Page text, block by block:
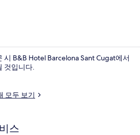
시 B&B Hotel Barcelona Sant Cugat에서
것입니다.
모두 보기
스